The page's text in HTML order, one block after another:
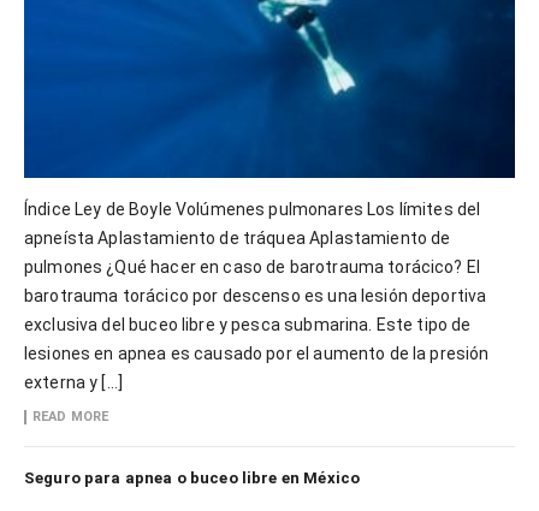
Índice Ley de Boyle Volúmenes pulmonares Los límites del
apneísta Aplastamiento de tráquea Aplastamiento de
pulmones ¿Qué hacer en caso de barotrauma torácico? El
barotrauma torácico por descenso es una lesión deportiva
exclusiva del buceo libre y pesca submarina. Este tipo de
lesiones en apnea es causado por el aumento de la presión
externa y […]
READ MORE
Seguro para apnea o buceo libre en México